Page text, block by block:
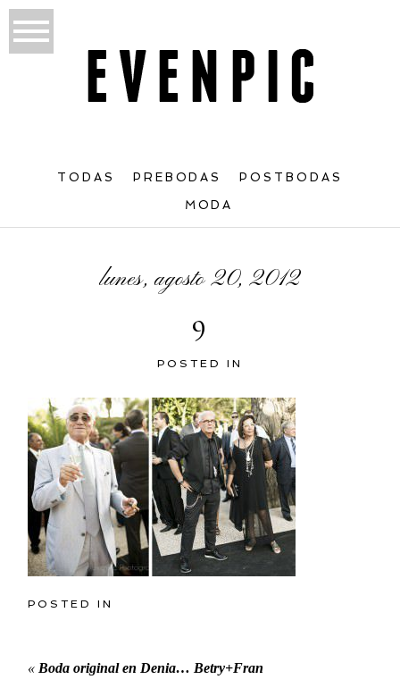
TODAS PREBODAS POSTBODAS
MODA
lunes, agosto 20, 2012
9
POSTED IN
POSTED IN
« Boda original en Denia… Betry+Fran